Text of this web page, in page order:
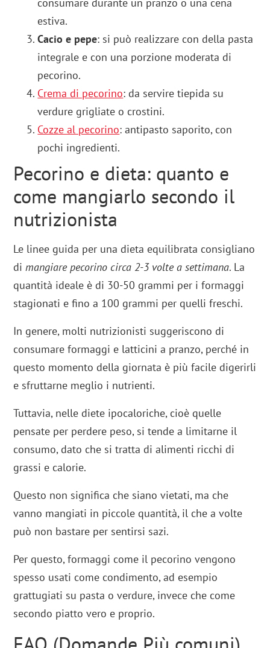
estiva.
Cacio e pepe: si può realizzare con della pasta
integrale e con una porzione moderata di
pecorino.
Crema di pecorino: da servire tiepida su
verdure grigliate o crostini.
Cozze al pecorino: antipasto saporito, con
pochi ingredienti.
Pecorino e dieta: quanto e
come mangiarlo secondo il
nutrizionista
Le linee guida per una dieta equilibrata consigliano
dimangiare pecorino circa 2-3 volte a settimana. La
quantità ideale è di 30-50 grammi per i formaggi
stagionati e fino a 100 grammi per quelli freschi.
In genere, molti nutrizionisti suggeriscono di
consumare formaggi e latticini a pranzo, perché in
questo momento della giornata è più facile digerirli
e sfruttarne meglio i nutrienti.
Tuttavia, nelle diete ipocaloriche, cioè quelle
pensate per perdere peso, si tende a limitarne il
consumo, dato che si tratta di alimenti ricchi di
grassi e calorie.
Questo non significa che siano vietati, ma che
vanno mangiati in piccole quantità, il che a volte
può non bastare per sentirsi sazi.
Per questo, formaggi come il pecorino vengono
spesso usati come condimento, ad esempio
grattugiati su pasta o verdure, invece che come
secondo piatto vero e proprio.